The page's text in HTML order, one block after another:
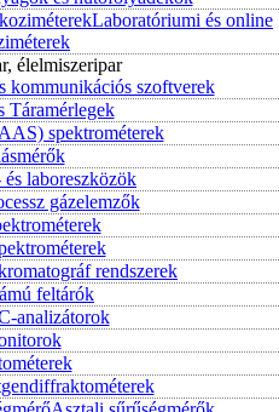
Laboratóriumi és online
élelmiszeripar
kommunikációs szoftverek
Táramérlegek
spektrométerek
laboreszközök
gázelemzők
rendszerek
feltárók
analizátorok